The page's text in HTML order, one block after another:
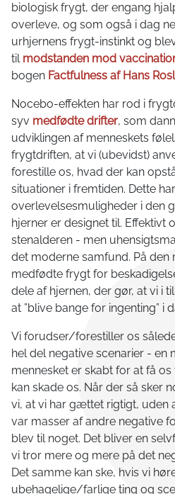
biologisk frygt, der engang
overleve, og som også i dag
urhjernens frygt-instinkt og
til modstanden mod
bogen Factfulness af Hans
Nocebo-effekten har rod i
syv medfødte drifter, som
udviklingen af menneskets
frygtdriften, at vi (ubevidst)
forestille os, hvad der kan
situationer i fremtiden. Dette
overlevelsesmuligheder i den
hjerner er designet til. Effektivt
stenalderen - men
det moderne samfund. På den
medfødte frygt for
dele af hjernen, der gør, at vi i
at ”blive bange for ingenting” i
Vi forudser/forestiller os
hel del negative scenarier - en
mennesket er skabt for at få
kan skade os. Når der så sker
vi, at vi har gættet rigtigt, uden
var masser af andre negative
blev til noget. Det bliver en
vi tror mere og mere på det
Det samme kan ske, hvis vi
ubehagelige/farlige ting og